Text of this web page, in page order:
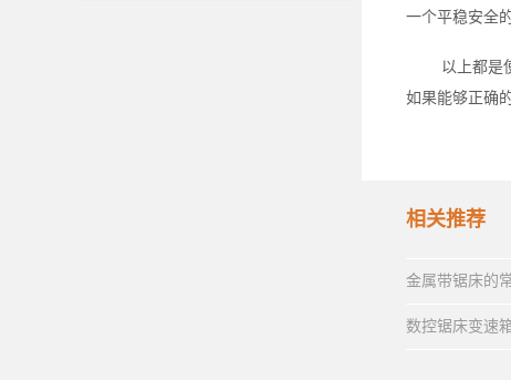
一个平稳安全
以上都是
如果能够正确
相关推荐
金属带锯床的
数控锯床变速